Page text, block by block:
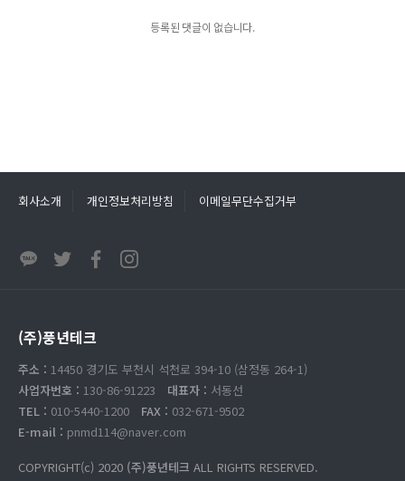
등록된 댓글이 없습니다.
회사소개 개인정보처리방침 이메일무단수집거부
(주)풍년테크
주소 : 14450 경기도 부천시 석천로 394-10 (삼정동 264-1)
사업자번호 : 130-86-91223 대표자 : 서동선
TEL : 010-5440-1200 FAX : 032-671-9502
E-mail : pnmd114@naver.com
COPYRIGHT(c) 2020 (주)풍년테크 ALL RIGHTS RESERVED.